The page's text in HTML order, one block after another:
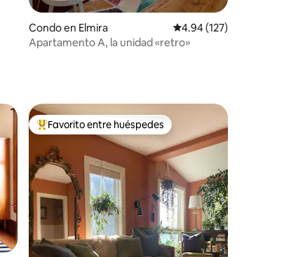
Condo en Elmira Calificación promedio:
4.94 (127)
Apartamento A, la unidad «retro»
Favorito entre huéspedes preferido
Favorito entre huéspedes